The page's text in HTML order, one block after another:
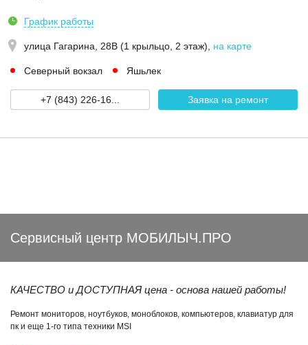
График работы
улица Гагарина, 28В (1 крыльцо, 2 этаж) на карте
Северный вокзал Яшьлек
+7 (843) 226-16... Заявка на ремонт
Сервисный центр МОБИЛЫЧ.ПРО
КАЧЕСТВО и ДОСТУПНАЯ цена - основа нашей работы!
Ремонт мониторов, ноутбуков, моноблоков, компьютеров, клавиатур для
пк и еще 1-го типа техники MSI